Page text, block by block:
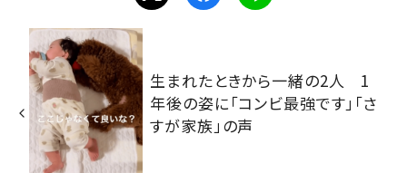
生まれたときから一緒の2人 1
年後の姿に「コンビ最強です」「さ
すが家族」の声